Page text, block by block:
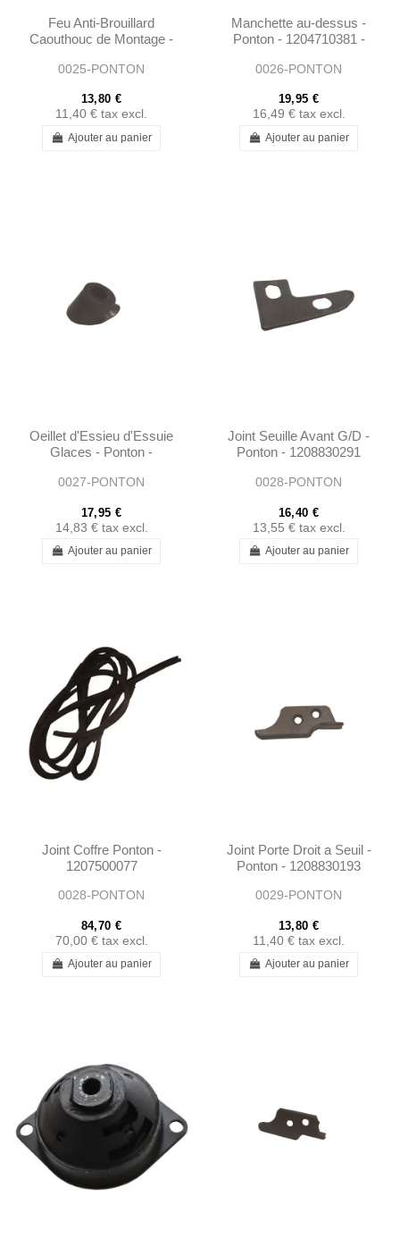
Feu Anti-Brouillard
Caouthouc de Montage -
0025-PONTON
13,80 €
11,40 € tax excl.
Ajouter au panier
Manchette au-dessus -
Ponton - 1204710381 -
0026-PONTON
19,95 €
16,49 € tax excl.
Ajouter au panier
Oeillet d'Essieu d'Essuie
Glaces - Ponton -
0027-PONTON
17,95 €
14,83 € tax excl.
Ajouter au panier
Joint Seuille Avant G/D -
Ponton - 1208830291
0028-PONTON
16,40 €
13,55 € tax excl.
Ajouter au panier
Joint Coffre Ponton -
1207500077
0028-PONTON
84,70 €
70,00 € tax excl.
Ajouter au panier
Joint Porte Droit a Seuil -
Ponton - 1208830193
0029-PONTON
13,80 €
11,40 € tax excl.
Ajouter au panier